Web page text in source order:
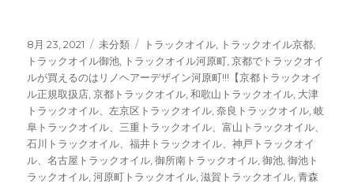
投
稿
日:
8月 23, 2021
カ
テ
ゴ
リ
未分類
タ
グ
トラックオイル トラックオイル京都
トラックオイル御池
トラックオイル河原町 ,京都でトラックオイ
ルが買えるのはリノヘアーデザイン河原町!!!【京都トラックオイ
ル正規取扱店 ,京都トラックオイル ,和歌山トラックオイル 大津
トラックオイル、左京区トラックオイル ,奈良トラックオイル ,岐
阜トラックオイル、三重トラックオイル、富山トラックオイル、
石川トラックオイル、福井トラックオイル、神戸トラックオイ
ル、名古屋トラックオイル ,御所南トラックオイル ,御池 ,御池ト
ラックオイル ,河原町トラックオイル ,滋賀トラックオイル ,青森